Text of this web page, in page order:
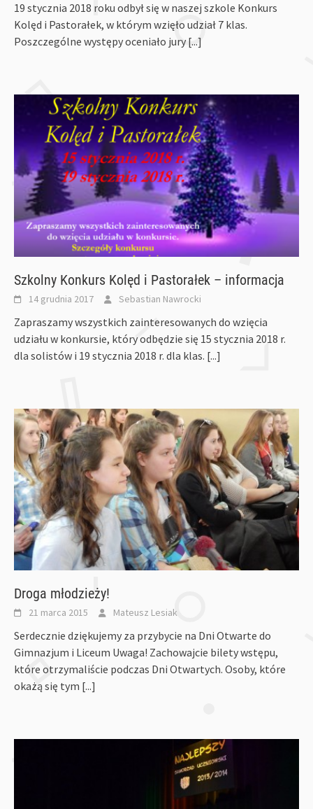
19 stycznia 2018 roku odbył się w naszej szkole Konkurs
Kolęd i Pastorałek, w którym wzięło udział 7 klas.
Poszczególne występy oceniało jury [...]
Szkolny Konkurs Kolęd i Pastorałek – informacja
14 grudnia 2017 Sebastian Nawrocki
Zapraszamy wszystkich zainteresowanych do wzięcia
udziału w konkursie, który odbędzie się 15 stycznia 2018 r.
dla solistów i 19 stycznia 2018 r. dla klas. [...]
Droga młodzieży!
21 marca 2015 Mateusz Lesiak
Serdecznie dziękujemy za przybycie na Dni Otwarte do
Gimnazjum i Liceum Uwaga! Zachowajcie bilety wstępu,
które otrzymaliście podczas Dni Otwartych. Osoby, które
okażą się tym [...]